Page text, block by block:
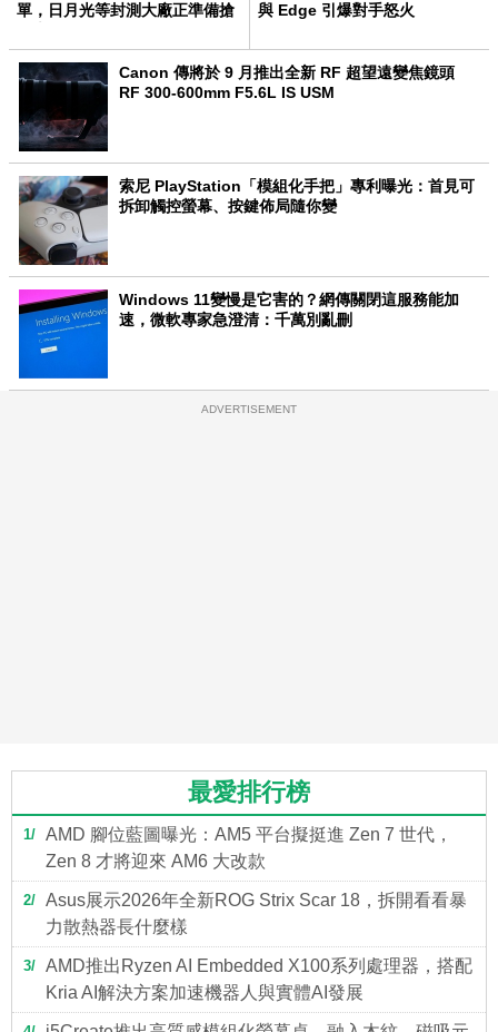
單，日月光等封測大廠正準備搶
與 Edge 引爆對手怒火
Canon 傳將於 9 月推出全新 RF 超望遠變焦鏡頭
RF 300-600mm F5.6L IS USM
索尼 PlayStation「模組化手把」專利曝光：首見可
拆卸觸控螢幕、按鍵佈局隨你變
Windows 11變慢是它害的？網傳關閉這服務能加
速，微軟專家急澄清：千萬別亂刪
ADVERTISEMENT
最愛排行榜
1
AMD 腳位藍圖曝光：AM5 平台擬挺進 Zen 7 世代，
Zen 8 才將迎來 AM6 大改款
2
Asus展示2026年全新ROG Strix Scar 18，拆開看看暴
力散熱器長什麼樣
3
AMD推出Ryzen AI Embedded X100系列處理器，搭配
Kria AI解決方案加速機器人與實體AI發展